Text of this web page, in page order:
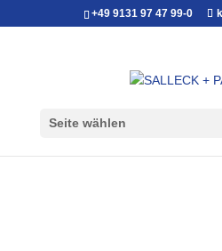
+49 9131 97 47 99-0
Seite wählen